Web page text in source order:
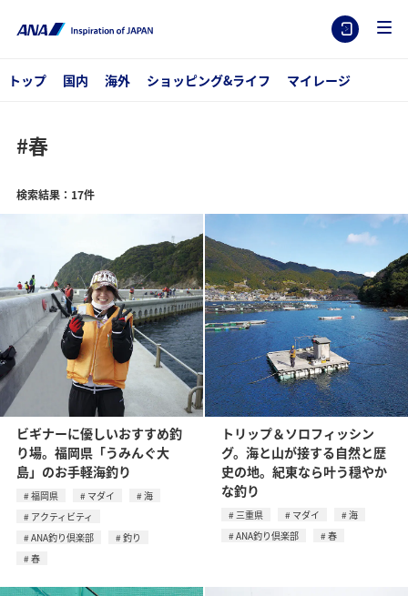
トップ 国内 海外 ショッピング&ライフ マイレージ
#春
検索結果：17件
ビギナーに優しいおすすめ釣
り場。福岡県「うみんぐ大
島」のお手軽海釣り
福岡県 マダイ
海
アクティビティ
ANA釣り倶楽部
釣り
春
トリップ＆ソロフィッシン
グ。海と山が接する自然と歴
史の地。紀東なら叶う穏やか
な釣り
三重県 マダイ
海
ANA釣り倶楽部
春